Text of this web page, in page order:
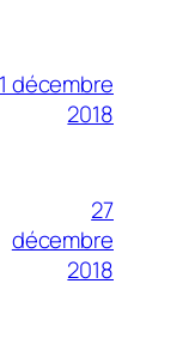
décembre
2018
27
décembre
2018